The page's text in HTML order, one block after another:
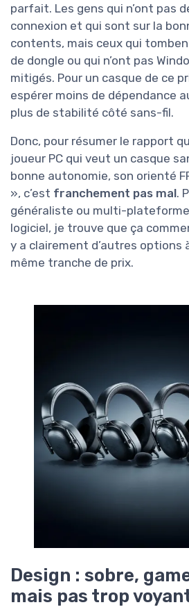
parfait. Les gens qui n’ont pas
connexion et qui sont sur la
contents, mais ceux qui
de dongle ou qui n’ont pas
mitigés. Pour un casque de ce
espérer moins de dépendance
plus de stabilité côté sans-fil.
Donc, pour résumer le rapport
joueur PC qui veut un casque
bonne autonomie, son orienté
», c’est franchement pas mal.
généraliste ou multi-
logiciel, je trouve que ça
y a clairement d’autres options
même tranche de prix.
Design : sobre,
mais pas trop